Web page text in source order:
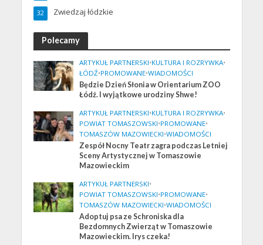
Zwiedzaj łódzkie
32
Polecamy
ARTYKUŁ PARTNERSKI•KULTURA I ROZRYWKA•
ŁÓDŹ•PROMOWANE•WIADOMOŚCI
Będzie Dzień Słonia w Orientarium ZOO
Łódź. I wyjątkowe urodziny Shwe!
ARTYKUŁ PARTNERSKI•KULTURA I ROZRYWKA•
POWIAT TOMASZOWSKI•PROMOWANE•
TOMASZÓW MAZOWIECKI•WIADOMOŚCI
Zespół Nocny Teatr zagra podczas Letniej
Sceny Artystycznej w Tomaszowie
Mazowieckim
ARTYKUŁ PARTNERSKI•
POWIAT TOMASZOWSKI•PROMOWANE•
TOMASZÓW MAZOWIECKI•WIADOMOŚCI
Adoptuj psa ze Schroniska dla
Bezdomnych Zwierząt w Tomaszowie
Mazowieckim. Irys czeka!